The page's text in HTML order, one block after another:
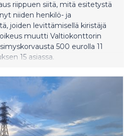
riippuen siitä, mitä esitetystä
niiden henkilö- ja
joiden levittämisellä kiristäjä
muutti Valtiokonttorin
500 eurolla 11
15 asiassa.